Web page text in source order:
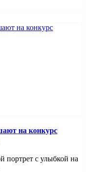
на конкурс
портрет с улыбкой на